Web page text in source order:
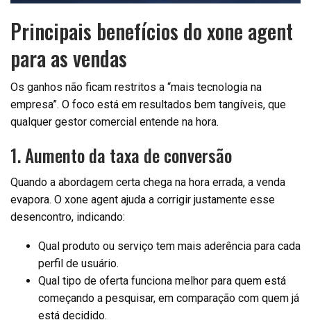
Principais benefícios do xone agent
para as vendas
Os ganhos não ficam restritos a “mais tecnologia na
empresa”. O foco está em resultados bem tangíveis, que
qualquer gestor comercial entende na hora.
1. Aumento da taxa de conversão
Quando a abordagem certa chega na hora errada, a venda
evapora. O xone agent ajuda a corrigir justamente esse
desencontro, indicando:
Qual produto ou serviço tem mais aderência para cada
perfil de usuário.
Qual tipo de oferta funciona melhor para quem está
começando a pesquisar, em comparação com quem já
está decidido.